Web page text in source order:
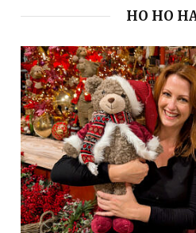
HO HO